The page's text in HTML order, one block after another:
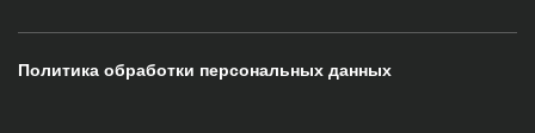
Политика обработки персональных данных